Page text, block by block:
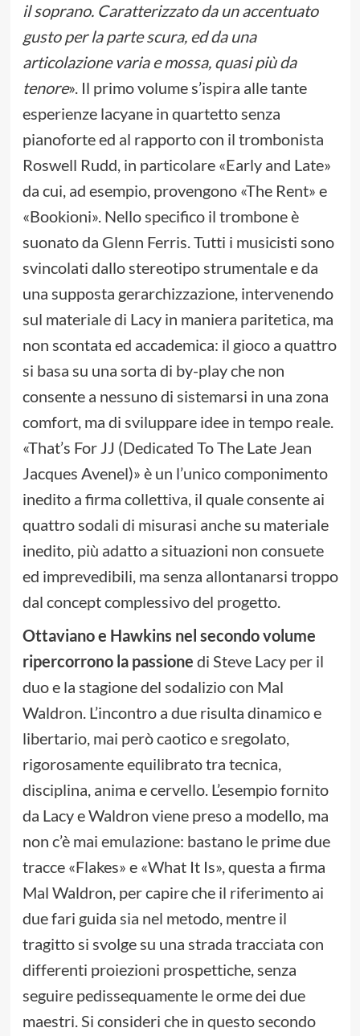
il soprano. Caratterizzato da un accentuato
gusto per la parte scura, ed da una
articolazione varia e mossa, quasi più da
tenore». Il primo volume s’ispira alle tante
esperienze lacyane in quartetto senza
pianoforte ed al rapporto con il trombonista
Roswell Rudd, in particolare «Early and Late»
da cui, ad esempio, provengono «The Rent» e
«Bookioni». Nello specifico il trombone è
suonato da Glenn Ferris. Tutti i musicisti sono
svincolati dallo stereotipo strumentale e da
una supposta gerarchizzazione, intervenendo
sul materiale di Lacy in maniera paritetica, ma
non scontata ed accademica: il gioco a quattro
si basa su una sorta di by-play che non
consente a nessuno di sistemarsi in una zona
comfort, ma di sviluppare idee in tempo reale.
«That’s For JJ (Dedicated To The Late Jean
Jacques Avenel)» è un l’unico componimento
inedito a firma collettiva, il quale consente ai
quattro sodali di misurasi anche su materiale
inedito, più adatto a situazioni non consuete
ed imprevedibili, ma senza allontanarsi troppo
dal concept complessivo del progetto.
Ottaviano e Hawkins nel secondo volume
ripercorrono la passione di Steve Lacy per il
duo e la stagione del sodalizio con Mal
Waldron. L’incontro a due risulta dinamico e
libertario, mai però caotico e sregolato,
rigorosamente equilibrato tra tecnica,
disciplina, anima e cervello. L’esempio fornito
da Lacy e Waldron viene preso a modello, ma
non c’è mai emulazione: bastano le prime due
tracce «Flakes» e «What It Is», questa a firma
Mal Waldron, per capire che il riferimento ai
due fari guida sia nel metodo, mentre il
tragitto si svolge su una strada tracciata con
differenti proiezioni prospettiche, senza
seguire pedissequamente le orme dei due
maestri. Si consideri che in questo secondo